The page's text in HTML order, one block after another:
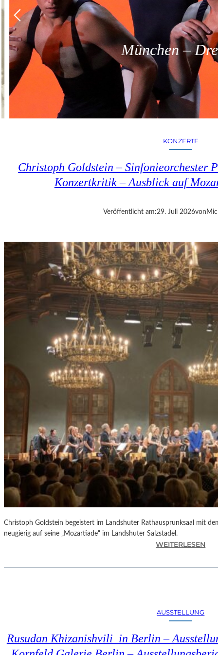
München –
KONZERTE
Christoph Goldstein – Sinfonieorchester
Konzertkritik – Ausblick auf
Veröffentlicht am:29. Juli 2026von
Christoph Goldstein begeistert im Landshuter Rathausprunksaal mit
neugierig auf seine „Mozartiade“ im Landshuter Salzstadel.
WEITERLESEN
H
H
G
AUSSTELLUNG
Rusudan Khizanishvili in Berlin –